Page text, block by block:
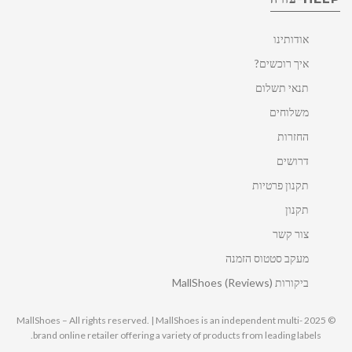
אודותינו
איך רוכשים?
תנאי תשלום
משלוחים
החזרות
דרושים
תקנון פרטיות
תקנון
צור קשר
מעקב סטטוס הזמנה
ביקורות MallShoes (Reviews)
© 2025 MallShoes – All rights reserved. | MallShoes is an independent multi-
brand online retailer offering a variety of products from leading labels.